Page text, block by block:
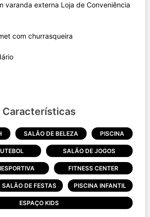
varanda externa Loja de Conveniência
com churrasqueira
Características
SALÃO DE BELEZA PISCINA
SALÃO DE JOGOS
FITNESS CENTER
SALÃO DE FESTAS PISCINA INFANTIL
ESPAÇO KIDS